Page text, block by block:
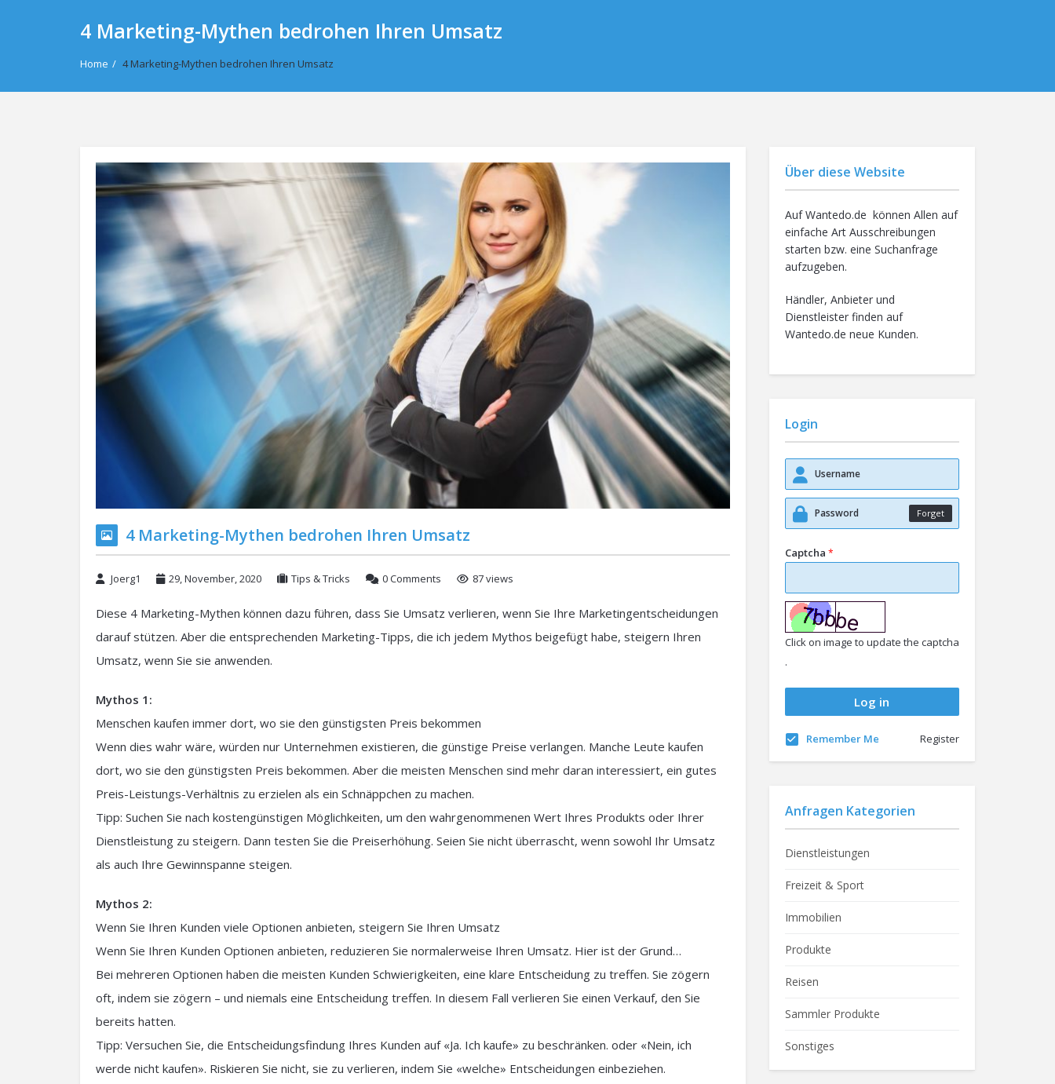
4 Marketing-Mythen bedrohen Ihren Umsatz
Home / 4 Marketing-Mythen bedrohen Ihren Umsatz
4 Marketing-Mythen bedrohen Ihren Umsatz
Joerg1 29, November, 2020 Tips & Tricks 0 Comments 87 views
Diese 4 Marketing-Mythen können dazu führen, dass Sie Umsatz verlieren, wenn Sie Ihre Marketingentscheidungen
darauf stützen. Aber die entsprechenden Marketing-Tipps, die ich jedem Mythos beigefügt habe, steigern Ihren
Umsatz, wenn Sie sie anwenden.
Mythos 1:
Menschen kaufen immer dort, wo sie den günstigsten Preis bekommen
Wenn dies wahr wäre, würden nur Unternehmen existieren, die günstige Preise verlangen. Manche Leute kaufen
dort, wo sie den günstigsten Preis bekommen. Aber die meisten Menschen sind mehr daran interessiert, ein gutes
Preis-Leistungs-Verhältnis zu erzielen als ein Schnäppchen zu machen.
Tipp: Suchen Sie nach kostengünstigen Möglichkeiten, um den wahrgenommenen Wert Ihres Produkts oder Ihrer
Dienstleistung zu steigern. Dann testen Sie die Preiserhöhung. Seien Sie nicht überrascht, wenn sowohl Ihr Umsatz
als auch Ihre Gewinnspanne steigen.
Mythos 2:
Wenn Sie Ihren Kunden viele Optionen anbieten, steigern Sie Ihren Umsatz
Wenn Sie Ihren Kunden Optionen anbieten, reduzieren Sie normalerweise Ihren Umsatz. Hier ist der Grund…
Bei mehreren Optionen haben die meisten Kunden Schwierigkeiten, eine klare Entscheidung zu treffen. Sie zögern
oft, indem sie zögern – und niemals eine Entscheidung treffen. In diesem Fall verlieren Sie einen Verkauf, den Sie
bereits hatten.
Tipp: Versuchen Sie, die Entscheidungsfindung Ihres Kunden auf «Ja. Ich kaufe» zu beschränken. oder «Nein, ich
werde nicht kaufen». Riskieren Sie nicht, sie zu verlieren, indem Sie «welche» Entscheidungen einbeziehen.
Über diese Website
Auf Wantedo.de können Allen auf
einfache Art Ausschreibungen
starten bzw. eine Suchanfrage
aufzugeben.
Händler, Anbieter und
Dienstleister finden auf
Wantedo.de neue Kunden.
Login
Forget
Captcha *
Click on image to update the captcha
.
Remember Me Register
Anfragen Kategorien
Dienstleistungen
Freizeit & Sport
Immobilien
Produkte
Reisen
Sammler Produkte
Sonstiges